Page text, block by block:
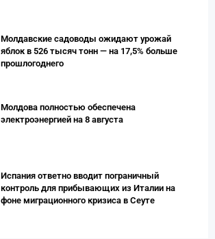
Молдавские садоводы ожидают урожай
яблок в 526 тысяч тонн — на 17,5% больше
прошлогоднего
Молдова полностью обеспечена
электроэнергией на 8 августа
Испания ответно вводит пограничный
контроль для прибывающих из Италии на
фоне миграционного кризиса в Сеуте